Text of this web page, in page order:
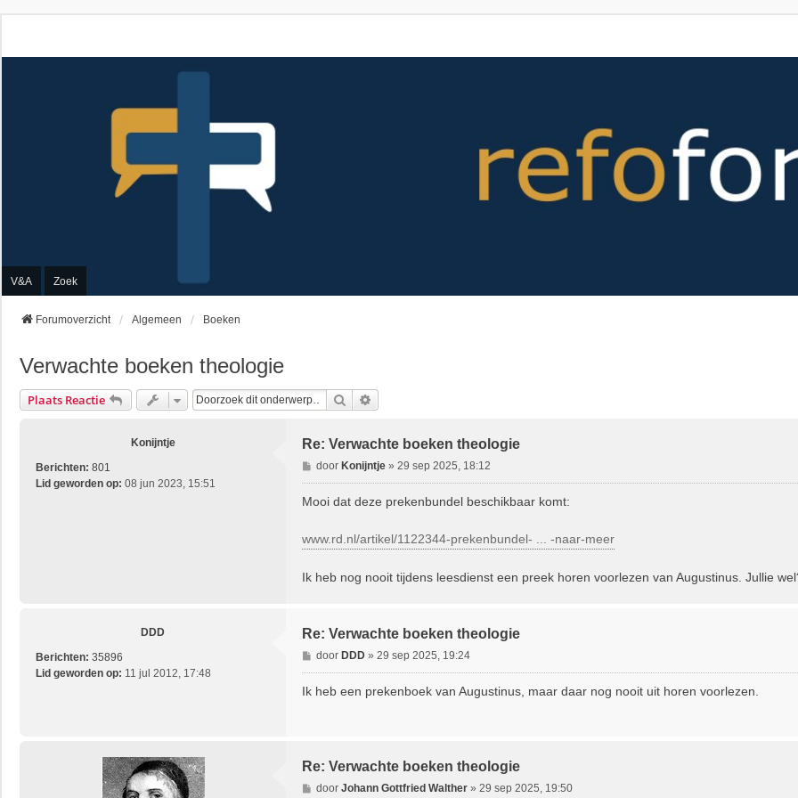
V&A Zoek
Forumoverzicht Algemeen Boeken
Verwachte boeken theologie
Plaats Reactie Zoek
Konijntje
Berichten: 801
Lid geworden op: 08 jun 2023, 15:51
Re: Verwachte boeken theologie
B
e
h
door Konijntje» 29 sep 2025, 18:12
Mooi dat deze prekenbundel beschikbaar komt:
www.rd.nl/artikel/1122344-prekenbundel- ... -naar-meer
Ik heb nog nooit tijdens leesdienst een preek horen voorlezen van Augustinus. Jullie
DDD
Berichten: 35896
Lid geworden op: 11 jul 2012, 17:48
Re: Verwachte boeken theologie
B
e
door DDD» 29 sep 2025, 19:24
Ik heb een prekenboek van Augustinus, maar daar nog nooit uit horen voorlezen.
Re: Verwachte boeken theologie
Bdoor Johann Gottfried Walther» 29 sep 2025, 19:50